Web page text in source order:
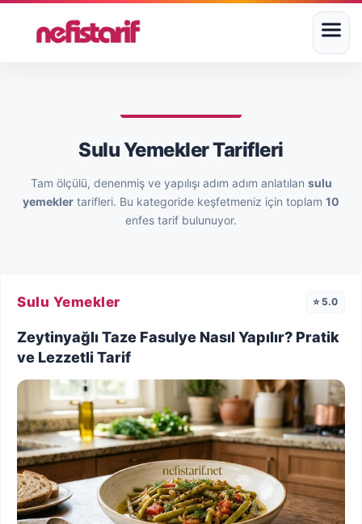
Sulu Yemekler Tarifleri
Tam ölçülü, denenmiş ve yapılışı adım adım anlatılan sulu
yemekler tarifleri. Bu kategoride keşfetmeniz için toplam 10
enfes tarif bulunuyor.
Sulu Yemekler ⭐ 5.0
Zeytinyağlı Taze Fasulye Nasıl Yapılır? Pratik
ve Lezzetli Tarif